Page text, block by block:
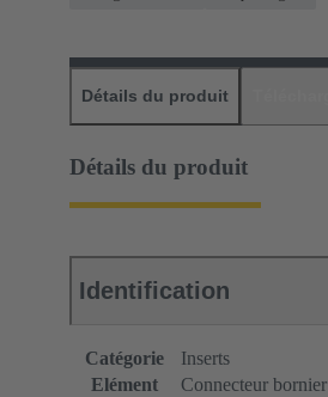
Détails du produit
Détails du produit
Identification
Catégorie
Inserts
Elément
Connecteur bornier